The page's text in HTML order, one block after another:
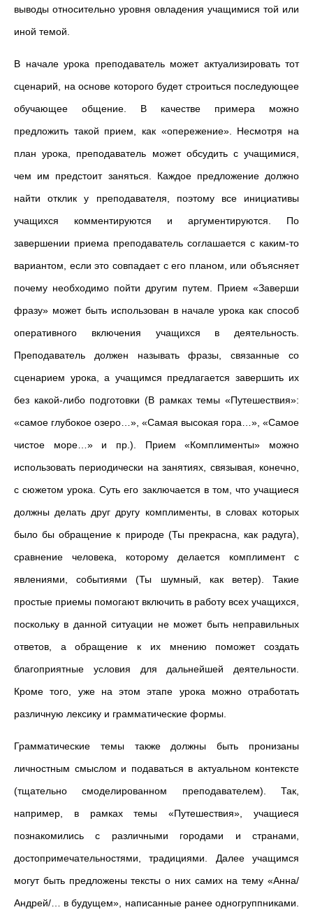
выводы относительно уровня овладения учащимися той или
иной темой.
В начале урока преподаватель может актуализировать тот
сценарий, на основе которого будет строиться последующее
обучающее общение. В качестве примера можно
предложить такой прием, как «опережение». Несмотря на
план урока, преподаватель может обсудить с учащимися,
чем им предстоит заняться. Каждое предложение должно
найти отклик у преподавателя, поэтому все инициативы
учащихся комментируются и аргументируются. По
завершении приема преподаватель соглашается с каким-то
вариантом, если это совпадает с его планом, или объясняет
почему необходимо пойти другим путем. Прием «Заверши
фразу» может быть использован в начале урока как способ
оперативного включения учащихся в деятельность.
Преподаватель должен называть фразы, связанные со
сценарием урока, а учащимся предлагается завершить их
без какой-либо подготовки (В рамках темы «Путешествия»:
«самое глубокое озеро…», «Самая высокая гора…», «Самое
чистое море…» и пр.). Прием «Комплименты» можно
использовать периодически на занятиях, связывая, конечно,
с сюжетом урока. Суть его заключается в том, что учащиеся
должны делать друг другу комплименты, в словах которых
было бы обращение к природе (Ты прекрасна, как радуга),
сравнение человека, которому делается комплимент с
явлениями, событиями (Ты шумный, как ветер). Такие
простые приемы помогают включить в работу всех учащихся,
поскольку в данной ситуации не может быть неправильных
ответов, а обращение к их мнению поможет создать
благоприятные условия для дальнейшей деятельности.
Кроме того, уже на этом этапе урока можно отработать
различную лексику и грамматические формы.
Грамматические темы также должны быть пронизаны
личностным смыслом и подаваться в актуальном контексте
(тщательно смоделированном преподавателем). Так,
например, в рамках темы «Путешествия», учащиеся
познакомились с различными городами и странами,
достопримечательностями, традициями. Далее учащимся
могут быть предложены тексты о них самих на тему «Анна/
Андрей/… в будущем», написанные ранее одногруппниками.